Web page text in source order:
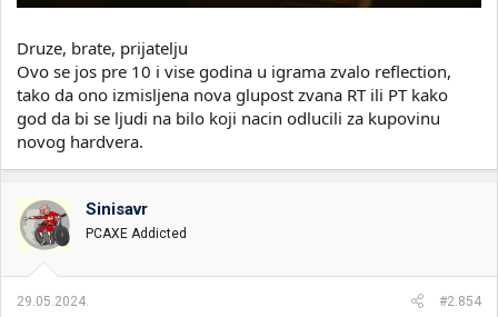
Druze, brate, prijatelju
Ovo se jos pre 10 i vise godina u igrama zvalo reflection,
tako da ono izmisljena nova glupost zvana RT ili PT kako
god da bi se ljudi na bilo koji nacin odlucili za kupovinu
novog hardvera.
Sinisavr
PCAXE Addicted
29.05.2024. #2.854